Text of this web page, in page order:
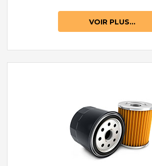
VOIR PLUS...